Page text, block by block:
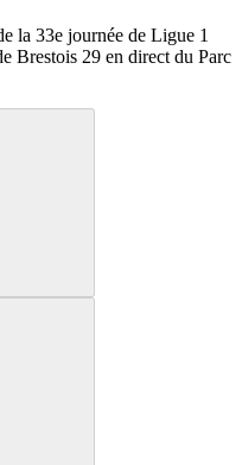
la 33e journée de Ligue 1
Brestois 29 en direct du Parc